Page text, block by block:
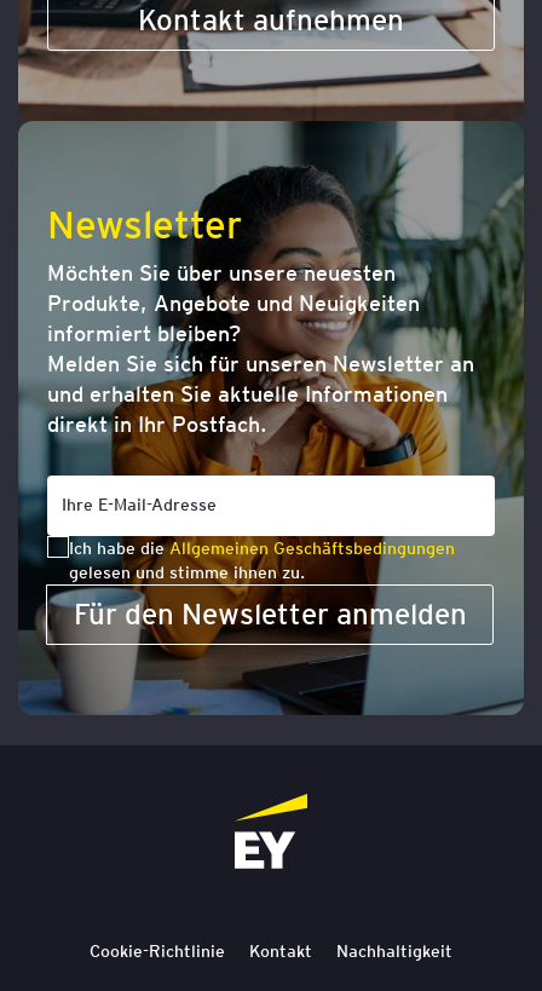
Kontakt aufnehmen
Newsletter
Möchten Sie über unsere neuesten
Produkte, Angebote und Neuigkeiten
informiert bleiben?
Melden Sie sich für unseren Newsletter an
und erhalten Sie aktuelle Informationen
direkt in Ihr Postfach.
Ich habe dieAllgemeinen Geschäftsbedingungen
gelesen und stimme ihnen zu.
Für den Newsletter anmelden
Cookie-Richtlinie Kontakt Nachhaltigkeit